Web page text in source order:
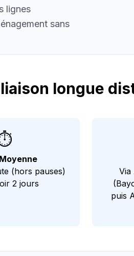
lignes
sans
longue
(hors pauses)
2 jours
Via
puis